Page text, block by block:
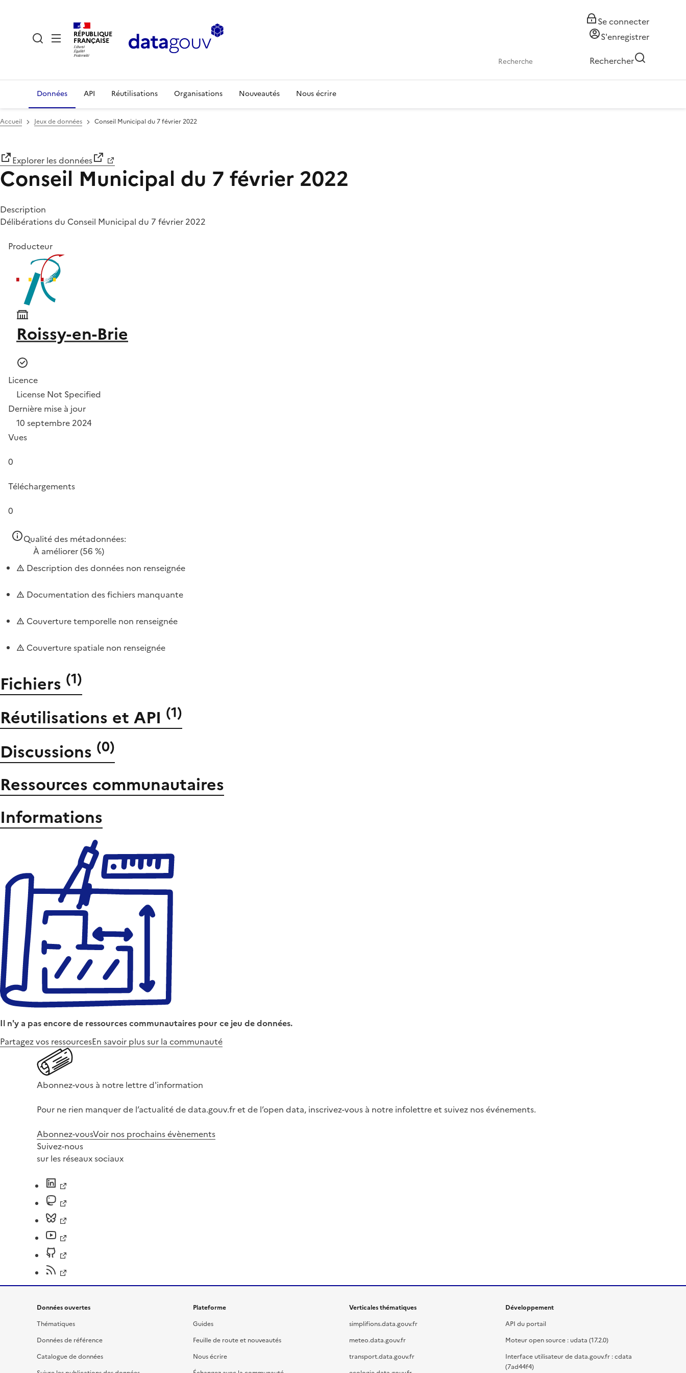
RÉPUBLIQUE
FRANÇAISE
Se connecter
S'enregistrer
Rechercher
Données API Réutilisations Organisations Nouveautés Nous écrire
Accueil Jeux de données Conseil Municipal du 7 février 2022
Explorer les données
Conseil Municipal du 7 février 2022
Description
Délibérations du Conseil Municipal du 7 février 2022
Producteur
Roissy-en-Brie
Licence
License Not Specified
Dernière mise à jour
10 septembre 2024
Vues
0
Téléchargements
0
Qualité des métadonnées:
À améliorer(56 %)
Description des données non renseignée
Documentation des fichiers manquante
Couverture temporelle non renseignée
Couverture spatiale non renseignée
Fichiers (1)
Réutilisations et API (1)
Discussions (0)
Ressources communautaires
Informations
Il n'y a pas encore de ressources communautaires pour ce jeu de données.
Partagez vos ressourcesEn savoir plus sur la communauté
Abonnez-vous à notre lettre d'information
Pour ne rien manquer de l’actualité de data.gouv.fr et de l’open data, inscrivez-vous à notre infolettre et suivez nos événements.
Abonnez-vousVoir nos prochains évènements
Suivez-nous
sur les réseaux sociaux
Données ouvertes
Thématiques
Données de référence
Catalogue de données
Plateforme
Guides
Feuille de route et nouveautés
Nous écrire
Verticales thématiques
simplifions.data.gouv.fr
meteo.data.gouv.fr
transport.data.gouv.fr
Développement
API du portail
Moteur open source : udata (17.2.0)
Interface utilisateur de data.gouv.fr : cdata
(7ad44f4)